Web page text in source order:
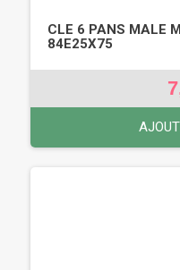
CLE 6 PANS MALE
84E25X75